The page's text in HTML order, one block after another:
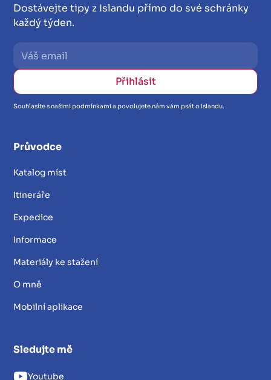
Dostávejte tipy z Islandu přímo do své schránky
každý týden.
Souhlasíte s našimi podmínkami a povolujete nám vám psát o Islandu.
Průvodce
Katalog míst
Itineráře
Expedice
Informace
Materiály ke stažení
O mně
Mobilní aplikace
Sledujte mě
Youtube